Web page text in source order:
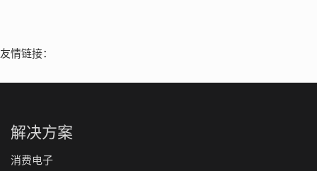
友情链接：
解决方案
消费电子